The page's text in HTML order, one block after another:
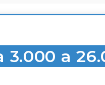
3.000 a